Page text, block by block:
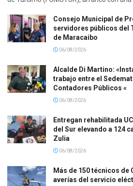
Consejo Municipal de
servidores públicos del
de Maracaibo
06/08/2026
Alcalde Di Martino:
trabajo entre el
Contadores Públicos «
06/08/2026
Entregan rehabilitada
del Sur elevando a 124
Zulia
06/08/2026
Más de 150 técnicos de
averías del servicio